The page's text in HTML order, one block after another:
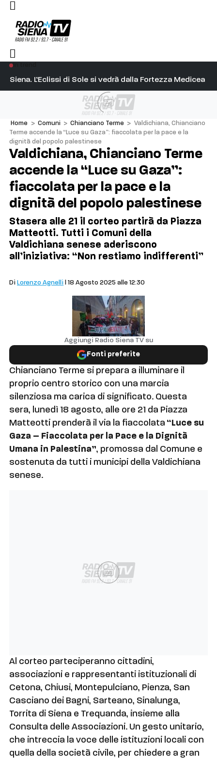
Siena. L’Eclissi di Sole si vedrà dalla Fortezza Medicea
su Diosu sono state poco corrette”
Ad
Home > Comuni > Chianciano Terme > Valdichiana, Chianciano
Terme accende la “Luce su Gaza”: fiaccolata per la pace e la
dignità del popolo palestinese
Valdichiana, Chianciano Terme
accende la “Luce su Gaza”:
fiaccolata per la pace e la
dignità del popolo palestinese
Stasera alle 21 il corteo partirà da Piazza
Matteotti. Tutti i Comuni della
Valdichiana senese aderiscono
all’iniziativa: “Non restiamo indifferenti”
Di Lorenzo Agnelli | 18 Agosto 2025 alle 12:30
Aggiungi Radio Siena TV su
Fonti preferite
Chianciano Terme si prepara a illuminare il
proprio centro storico con una marcia
silenziosa ma carica di significato. Questa
sera, lunedì 18 agosto, alle ore 21 da Piazza
Matteotti prenderà il via la fiaccolata“Luce su
Gaza – Fiaccolata per la Pace e la Dignità
Umana in Palestina”, promossa dal Comune e
sostenuta da tutti i municipi della Valdichiana
senese.
Ad
Al corteo parteciperanno cittadini,
associazioni e rappresentanti istituzionali di
Cetona, Chiusi, Montepulciano, Pienza, San
Casciano dei Bagni, Sarteano, Sinalunga,
Torrita di Siena e Trequanda, insieme alla
Consulta delle Associazioni. Un gesto unitario,
che intreccia la voce delle istituzioni locali con
quella della società civile, per chiedere a gran